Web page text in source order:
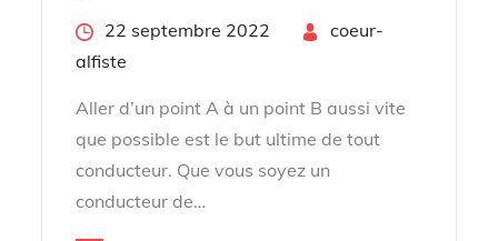
Posted
on
22 septembre 2022
coeur-
alfiste
Aller d’un point A à un point B aussi vite
que possible est le but ultime de tout
conducteur. Que vous soyez un
conducteur de…